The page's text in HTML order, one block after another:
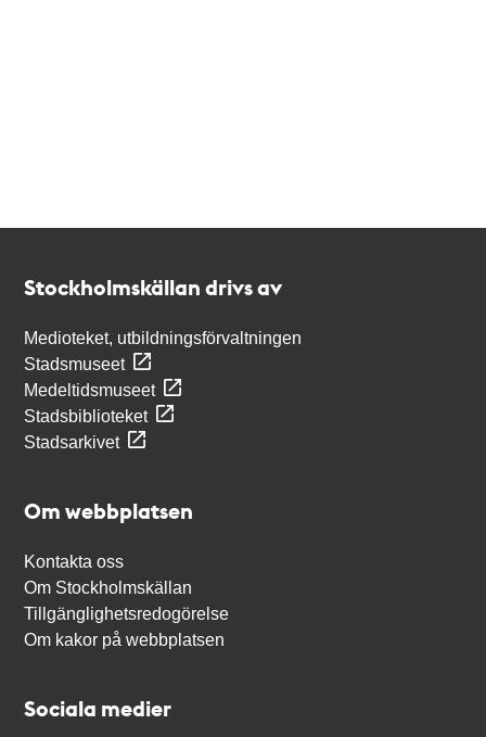
Stockholmskällan drivs av
Medioteket, utbildningsförvaltningen
Stadsmuseet
Medeltidsmuseet
Stadsbiblioteket
Stadsarkivet
Om webbplatsen
Kontakta oss
Om Stockholmskällan
Tillgänglighetsredogörelse
Om kakor på webbplatsen
Sociala medier